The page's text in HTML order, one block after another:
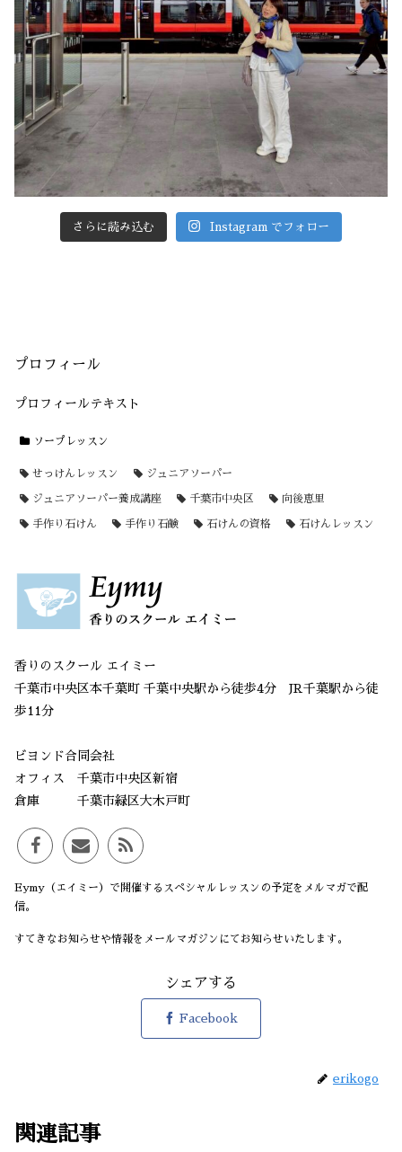
さらに読み込む Instagram でフォロー
プロフィール
プロフィールテキスト
ソープレッスン
せっけんレッスン ジュニアソーパー
ジュニアソーパー養成講座 千葉市中央区 向後恵里
手作り石けん 手作り石鹸 石けんの資格 石けんレッスン
香りのスクール エイミー
千葉市中央区本千葉町 千葉中央駅から徒歩4分 JR千葉駅から徒
歩11分
ビヨンド合同会社
オフィス 千葉市中央区新宿
倉庫 千葉市緑区大木戸町
Eymy（エイミー）で開催するスペシャルレッスンの予定をメルマガで配
信。
すてきなお知らせや情報をメールマガジンにてお知らせいたします。
シェアする
Facebook
erikogo
関連記事